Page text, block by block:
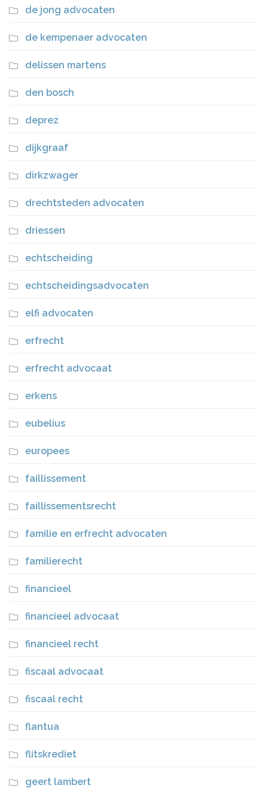
de jong advocaten
de kempenaer advocaten
delissen martens
den bosch
deprez
dijkgraaf
dirkzwager
drechtsteden advocaten
driessen
echtscheiding
echtscheidingsadvocaten
elfi advocaten
erfrecht
erfrecht advocaat
erkens
eubelius
europees
faillissement
faillissementsrecht
familie en erfrecht advocaten
familierecht
financieel
financieel advocaat
financieel recht
fiscaal advocaat
fiscaal recht
flantua
flitskrediet
geert lambert